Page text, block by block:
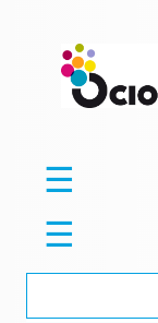
☰
☰